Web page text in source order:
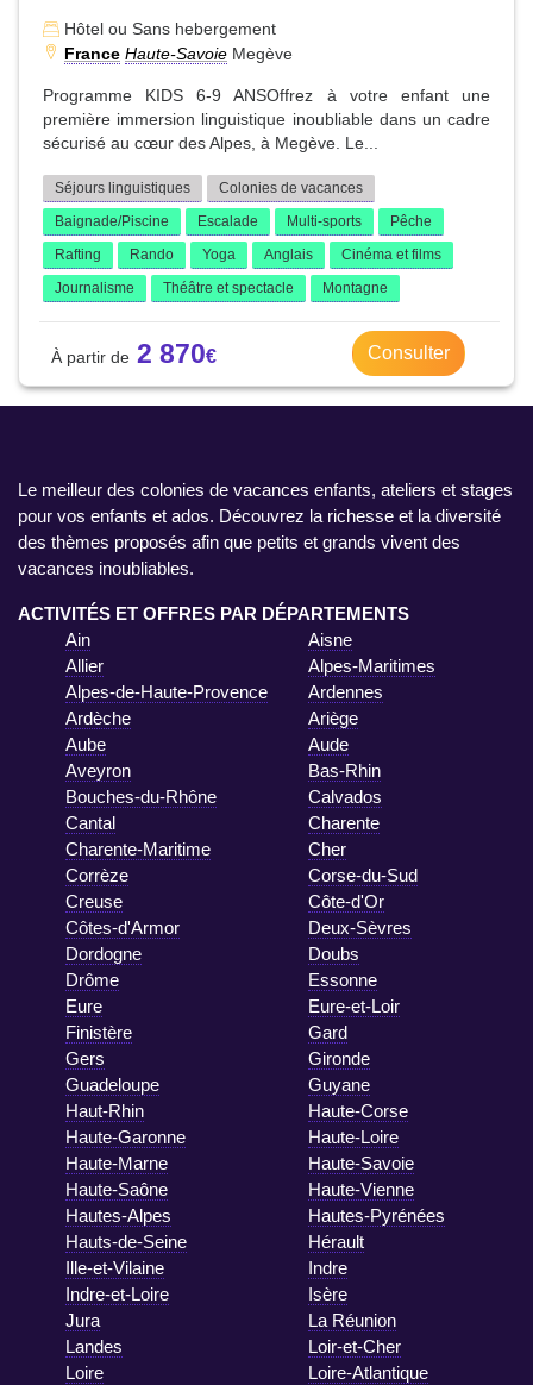
Hôtel ou Sans hebergement
France Haute-Savoie Megève
Programme KIDS 6-9 ANSOffrez à votre enfant une
première immersion linguistique inoubliable dans un cadre
sécurisé au cœur des Alpes, à Megève. Le...
Séjours linguistiques
Colonies de vacances
Baignade/Piscine
Escalade Multi-sports
Pêche
Rafting
Rando Yoga Anglais
Cinéma et films
Journalisme
Théâtre et spectacle Montagne
2 870 Consulter
Le meilleur des colonies de vacances enfants, ateliers et stages
pour vos enfants et ados. Découvrez la richesse et la diversité
des thèmes proposés afin que petits et grands vivent des
vacances inoubliables.
ACTIVITÉS ET OFFRES PAR DÉPARTEMENTS
Ain
Aisne
Allier
Alpes-Maritimes
Alpes-de-Haute-Provence
Ardennes
Ardèche
Ariège
Aube
Aude
Aveyron
Bas-Rhin
Bouches-du-Rhône
Calvados
Cantal
Charente
Charente-Maritime
Cher
Corrèze
Corse-du-Sud
Creuse
Côte-d'Or
Côtes-d'Armor
Deux-Sèvres
Dordogne
Doubs
Drôme
Essonne
Eure
Eure-et-Loir
Finistère
Gard
Gers
Gironde
Guadeloupe
Guyane
Haut-Rhin
Haute-Corse
Haute-Garonne
Haute-Loire
Haute-Marne
Haute-Savoie
Haute-Saône
Haute-Vienne
Hautes-Alpes
Hautes-Pyrénées
Hauts-de-Seine
Hérault
Ille-et-Vilaine
Indre
Indre-et-Loire
Isère
Jura
La Réunion
Landes
Loir-et-Cher
Loire
Loire-Atlantique